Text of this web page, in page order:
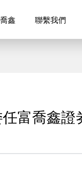
鑫 聯繫我們
富喬鑫